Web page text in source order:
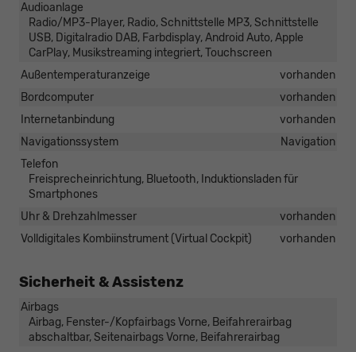
Audioanlage
Radio/MP3-Player, Radio, Schnittstelle MP3, Schnittstelle
USB, Digitalradio DAB, Farbdisplay, Android Auto, Apple
CarPlay, Musikstreaming integriert, Touchscreen
Außentemperaturanzeige
vorhanden
Bordcomputer
vorhanden
Internetanbindung
vorhanden
Navigationssystem
Navigation
Telefon
Freisprecheinrichtung, Bluetooth, Induktionsladen für
Smartphones
Uhr & Drehzahlmesser
vorhanden
Volldigitales Kombiinstrument (Virtual Cockpit)
vorhanden
Sicherheit & Assistenz
Airbags
Airbag, Fenster-/Kopfairbags Vorne, Beifahrerairbag
abschaltbar, Seitenairbags Vorne, Beifahrerairbag